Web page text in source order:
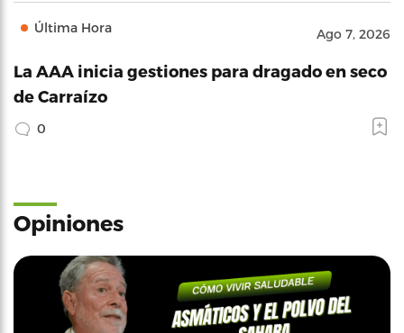
Última Hora Ago 7, 2026
La AAA inicia gestiones para dragado en seco
de Carraízo
0
Opiniones